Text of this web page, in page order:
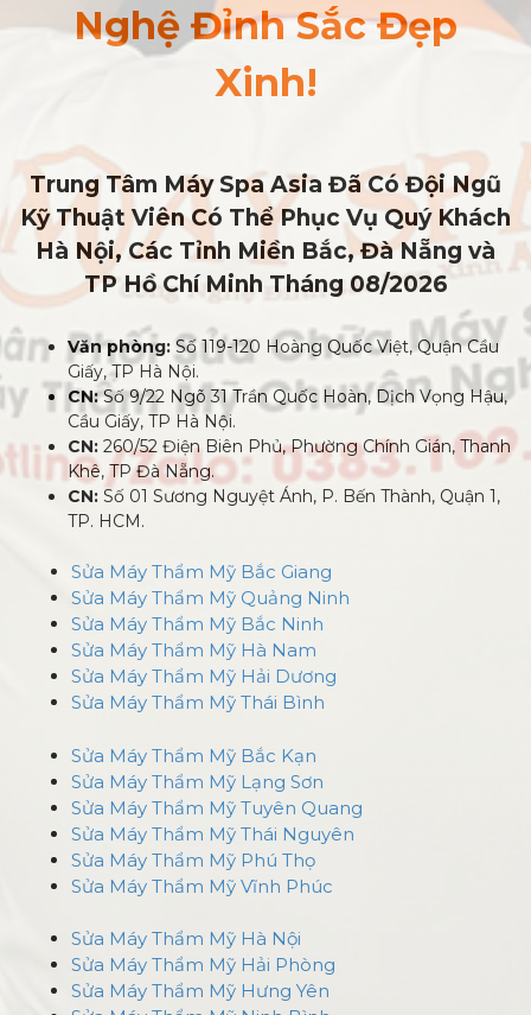
Nghệ Đỉnh Sắc Đẹp
Xinh!
Trung Tâm Máy Spa Asia Đã Có Đội Ngũ
Kỹ Thuật Viên Có Thể Phục Vụ Quý Khách
Hà Nội, Các Tỉnh Miền Bắc, Đà Nẵng và
TP Hồ Chí Minh Tháng 08/2026
Văn phòng: Số 119-120 Hoàng Quốc Việt, Quận Cầu
Giấy, TP Hà Nội.
CN:Số 9/22 Ngõ 31 Trần Quốc Hoàn, Dịch Vọng Hậu,
Cầu Giấy, TP Hà Nội.
CN: 260/52 Điện Biên Phủ, Phường Chính Gián, Thanh
Khê, TP Đà Nẵng.
CN: Số 01 Sương Nguyệt Ánh, P. Bến Thành, Quận 1,
TP. HCM.
Sửa Máy Thẩm Mỹ Bắc Giang
Sửa Máy Thẩm Mỹ Quảng Ninh
Sửa Máy Thẩm Mỹ Bắc Ninh
Sửa Máy Thẩm Mỹ Hà Nam
Sửa Máy Thẩm Mỹ Hải Dương
Sửa Máy Thẩm Mỹ Thái Bình
Sửa Máy Thẩm Mỹ Bắc Kạn
Sửa Máy Thẩm Mỹ Lạng Sơn
Sửa Máy Thẩm Mỹ Tuyên Quang
Sửa Máy Thẩm Mỹ Thái Nguyên
Sửa Máy Thẩm Mỹ Phú Thọ
Sửa Máy Thẩm Mỹ Vĩnh Phúc
Sửa Máy Thẩm Mỹ Hà Nội
Sửa Máy Thẩm Mỹ Hải Phòng
Sửa Máy Thẩm Mỹ Hưng Yên